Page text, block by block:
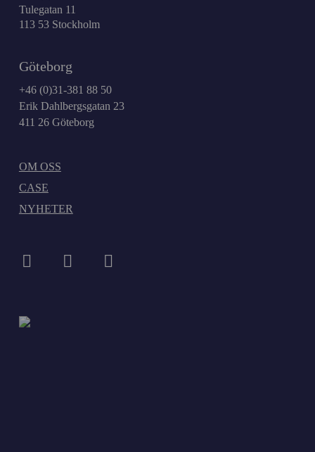
Tulegatan 11
113 53 Stockholm
Göteborg
+46 (0)31-381 88 50
Erik Dahlbergsgatan 23
411 26 Göteborg
OM OSS
CASE
NYHETER